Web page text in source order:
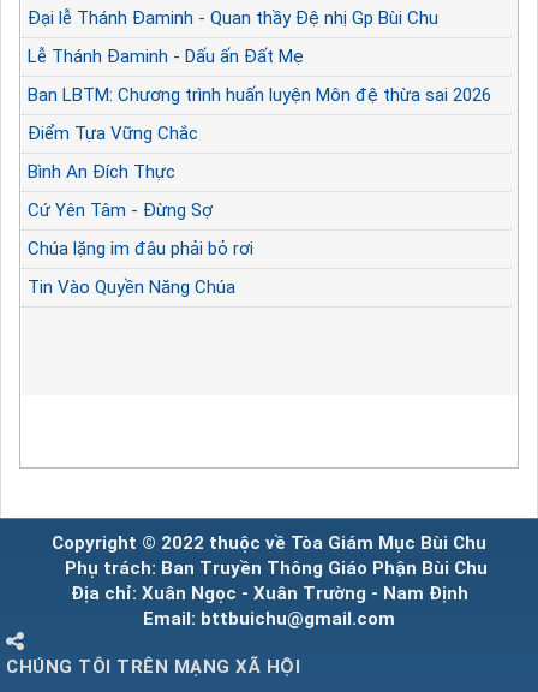
Đại lễ Thánh Đaminh - Quan thầy Đệ nhị Gp Bùi Chu
Lễ Thánh Đaminh - Dấu ấn Đất Mẹ
Ban LBTM: Chương trình huấn luyện Môn đệ thừa sai 2026
Điểm Tựa Vững Chắc
Bình An Đích Thực
Cứ Yên Tâm - Đừng Sợ
Chúa lặng im đâu phải bỏ rơi
Tin Vào Quyền Năng Chúa
Copyright © 2022 thuộc về Tòa Giám Mục Bùi Chu
Phụ trách: Ban Truyền Thông Giáo Phận Bùi Chu
Địa chỉ: Xuân Ngọc - Xuân Trường - Nam Định
Email: bttbuichu@gmail.com
CHÚNG TÔI TRÊN MẠNG XÃ HỘI